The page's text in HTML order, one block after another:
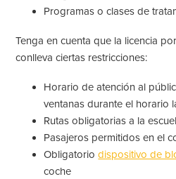
Programas o clases de
Tenga en cuenta que la licencia
conlleva ciertas restricciones:
Horario de atención al
ventanas durante el horario
Rutas obligatorias a la
Pasajeros permitidos en el
Obligatoriodispositivo de
coche